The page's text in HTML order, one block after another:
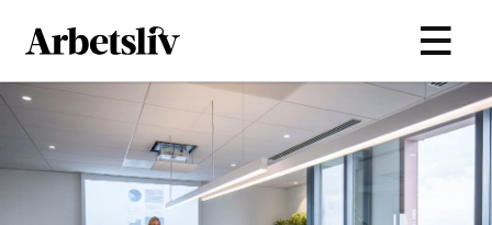
Hoppa till huvudinnehållet